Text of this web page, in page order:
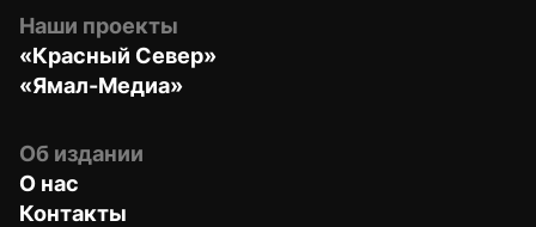
Наши проекты
«Красный Север»
«Ямал-Медиа»
Об издании
О нас
Контакты